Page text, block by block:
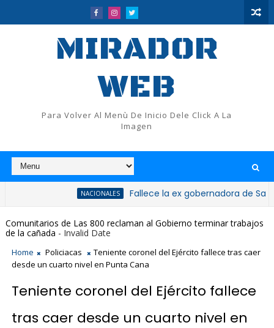
MIRADOR
WEB
Para Volver Al Menù De Inicio Dele Click A La
Imagen
Fallece la ex gobernadora de San
Comunitarios de Las 800 reclaman al Gobierno terminar trabajos
de la cañada - Invalid Date
Home Policiacas
Teniente coronel del Ejército fallece tras caer
desde un cuarto nivel en Punta Cana
Teniente coronel del Ejército fallece
tras caer desde un cuarto nivel en